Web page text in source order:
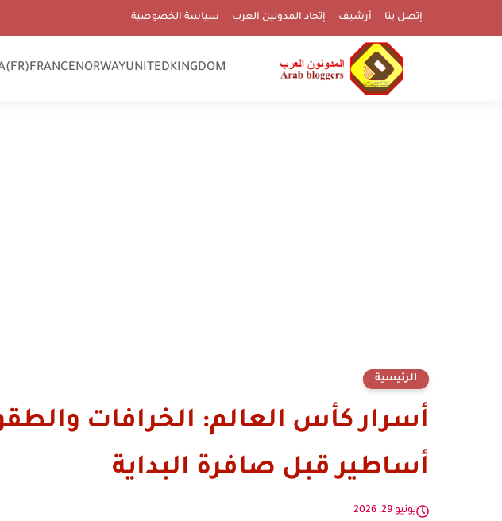
إتصل بنا أرشيف إتحاد المدونين العرب سياسة الخصوصية
UNITEDKINGDOM
NORWAY
FRANCE
الرئيسية
أسرار كأس العالم: الخرافات
أساطير قبل صافرة البداية
يونيو 29, 2026